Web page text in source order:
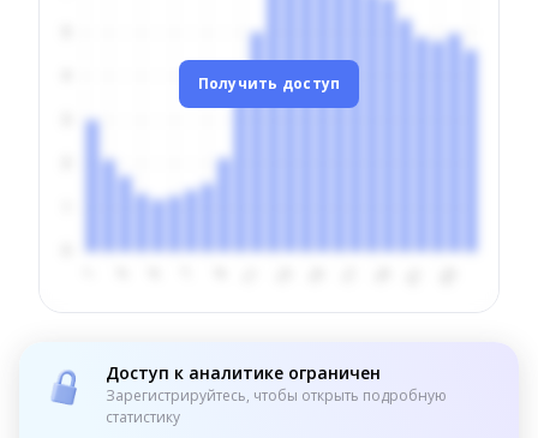
Получить доступ
Доступ к аналитике ограничен
Зарегистрируйтесь, чтобы открыть подробную
статистику